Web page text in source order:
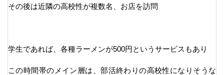
その後は近隣の高校性が複数名、お店を訪問
学生であれば、各種ラーメンが500円というサービスもあり
この時間帯のメイン層は、部活終わりの高校性になりそうな